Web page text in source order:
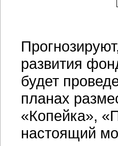
развития
будет
планах
«Копейка»,
настоящий